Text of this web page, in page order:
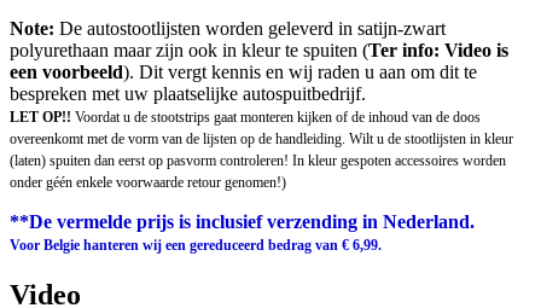
Note: De autostootlijsten worden geleverd in satijn-zwart
polyurethaan maar zijn ook in kleur te spuiten (Ter info: Video is
een voorbeeld). Dit vergt kennis en wij raden u aan om dit te
bespreken met uw plaatselijke autospuitbedrijf.
LET OP!! Voordat u de stootstrips gaat monteren kijken of de inhoud van de doos
overeenkomt met de vorm van de lijsten op de handleiding. Wilt u de stootlijsten in kleur
(laten) spuiten dan eerst op pasvorm controleren! In kleur gespoten accessoires worden
onder géén enkele voorwaarde retour genomen!)
**De vermelde prijs is inclusief verzending in Nederland.
Voor Belgie hanteren wij een gereduceerd bedrag van € 6,99.
Video